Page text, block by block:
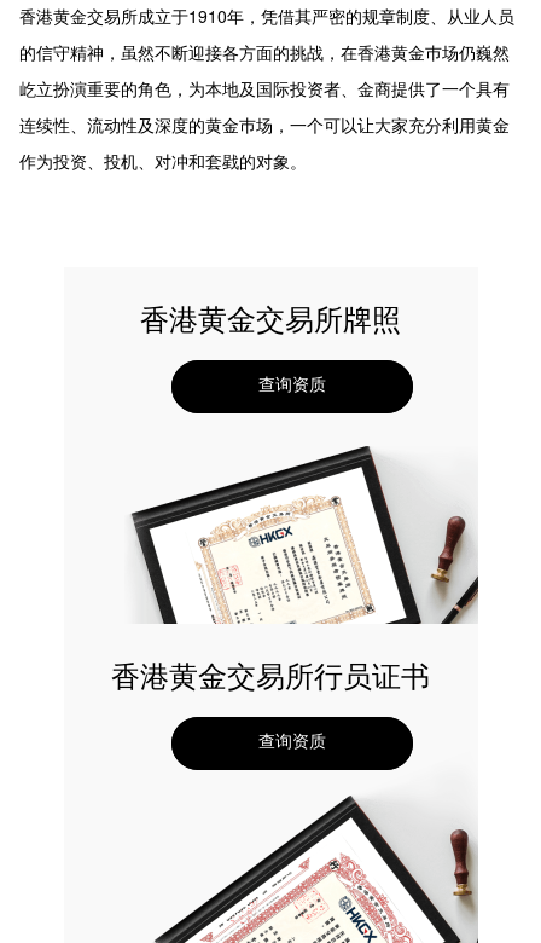
香港黄金交易所成立于1910年，凭借其严密的规章制度、从业人员
的信守精神，虽然不断迎接各方面的挑战，在香港黄金巿场仍巍然
屹立扮演重要的角色，为本地及国际投资者、金商提供了一个具有
连续性、流动性及深度的黄金巿场，一个可以让大家充分利用黄金
作为投资、投机、对冲和套戥的对象。
香港黄金交易所牌照
查询资质
香港黄金交易所行员证书
查询资质